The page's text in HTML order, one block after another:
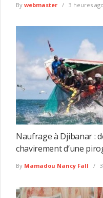
By webmaster 3 heures ago
Naufrage à Djibanar :
chavirement d’une
By Mamadou Nancy Fall